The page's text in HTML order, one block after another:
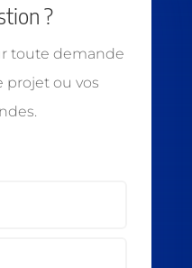
?
toute demande
projet ou vos